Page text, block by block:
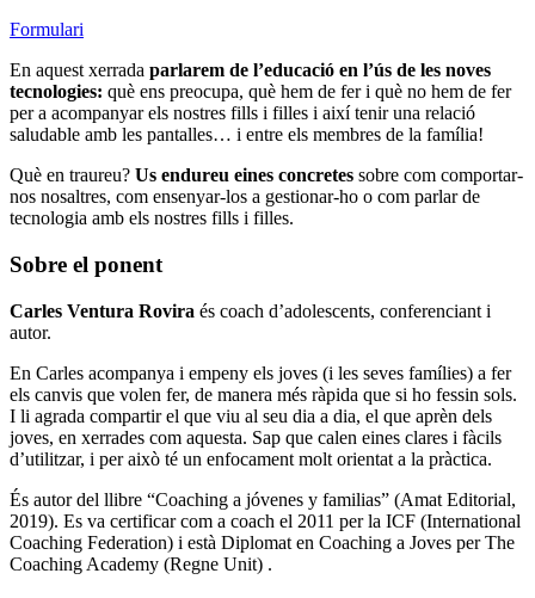
Formulari
En aquest xerrada parlarem de l’educació en l’ús de les noves
tecnologies: què ens preocupa, què hem de fer i què no hem de fer
per a acompanyar els nostres fills i filles i així tenir una relació
saludable amb les pantalles… i entre els membres de la família!
Què en traureu? Us endureu eines concretes sobre com comportar-
nos nosaltres, com ensenyar-los a gestionar-ho o com parlar de
tecnologia amb els nostres fills i filles.
Sobre el ponent
Carles Ventura Rovira és coach d’adolescents, conferenciant i
autor.
En Carles acompanya i empeny els joves (i les seves famílies) a fer
els canvis que volen fer, de manera més ràpida que si ho fessin sols.
I li agrada compartir el que viu al seu dia a dia, el que aprèn dels
joves, en xerrades com aquesta. Sap que calen eines clares i fàcils
d’utilitzar, i per això té un enfocament molt orientat a la pràctica.
És autor del llibre “Coaching a jóvenes y familias” (Amat Editorial,
2019). Es va certificar com a coach el 2011 per la ICF (International
Coaching Federation) i està Diplomat en Coaching a Joves per The
Coaching Academy (Regne Unit) .